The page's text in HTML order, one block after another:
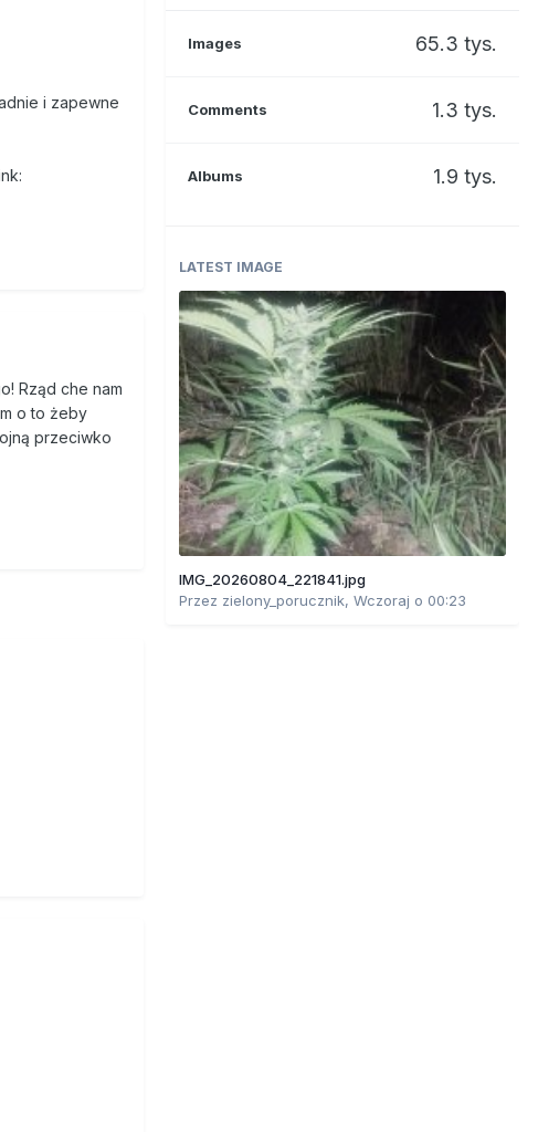
i zapewne
Rząd che nam
o to żeby
przeciwko
Images 65.3 tys.
Comments 1.3 tys.
Albums 1.9 tys.
LATEST IMAGE
IMG_20260804_221841.jpg
Przez zielony_porucznik, Wczoraj o 00:23